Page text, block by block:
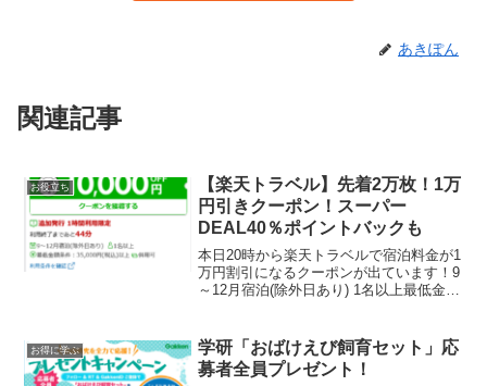
あきぽん
関連記事
お役立ち
【楽天トラベル】先着2万枚！1万
円引きクーポン！スーパー
DEAL40％ポイントバックも
本日20時から楽天トラベルで宿泊料金が1
万円割引になるクーポンが出ています！9
～12月宿泊(除外日あり) 1名以上最低金額
ル スーパーDEAL40%ポイントバ...
お得に学ぶ
学研「おばけえび飼育セット」応
募者全員プレゼント！